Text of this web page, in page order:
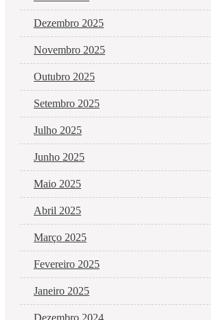
Dezembro 2025
Novembro 2025
Outubro 2025
Setembro 2025
Julho 2025
Junho 2025
Maio 2025
Abril 2025
Março 2025
Fevereiro 2025
Janeiro 2025
Dezembro 2024